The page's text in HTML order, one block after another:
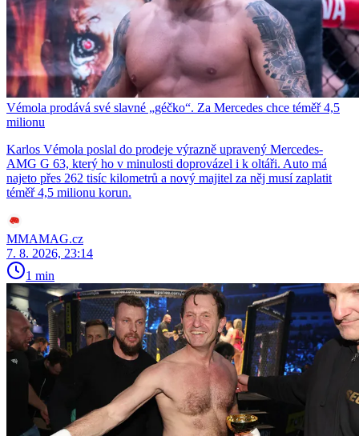
Vémola prodává své slavné „géčko“. Za Mercedes chce téměř 4,5
milionu
Karlos Vémola poslal do prodeje výrazně upravený Mercedes-
AMG G 63, který ho v minulosti doprovázel i k oltáři. Auto má
najeto přes 262 tisíc kilometrů a nový majitel za něj musí zaplatit
téměř 4,5 milionu korun.
MMAMAG.cz
7. 8. 2026, 23:14
1 min